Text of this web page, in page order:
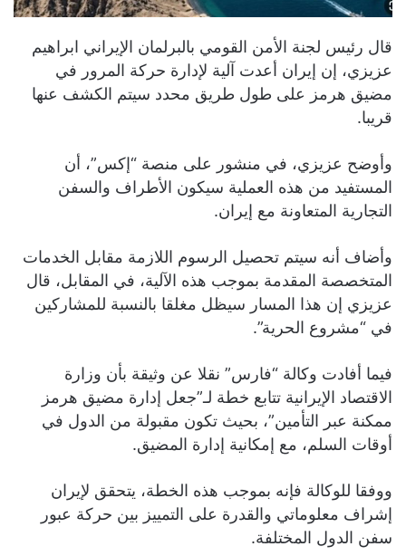
قال رئيس لجنة الأمن القومي بالبرلمان الإيراني ابراهيم
عزيزي، إن إيران أعدت آلية لإدارة حركة المرور في
مضيق هرمز على طول طريق محدد سيتم الكشف عنها
قريبا.
وأوضح عزيزي، في منشور على منصة “إكس”، أن
المستفيد من هذه العملية سيكون الأطراف والسفن
التجارية المتعاونة مع إيران.
وأضاف أنه سيتم تحصيل الرسوم اللازمة مقابل الخدمات
المتخصصة المقدمة بموجب هذه الآلية، في المقابل، قال
عزيزي إن هذا المسار سيظل مغلقا بالنسبة للمشاركين
في “مشروع الحرية”.
فيما أفادت وكالة “فارس” نقلا عن وثيقة بأن وزارة
الاقتصاد الإيرانية تتابع خطة لـ”جعل إدارة مضيق هرمز
ممكنة عبر التأمين”، بحيث تكون مقبولة من الدول في
أوقات السلم، مع إمكانية إدارة المضيق.
ووفقا للوكالة فإنه بموجب هذه الخطة، يتحقق لإيران
إشراف معلوماتي والقدرة على التمييز بين حركة عبور
سفن الدول المختلفة.